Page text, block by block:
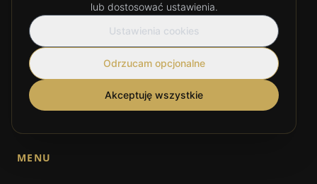
lub dostosować ustawienia.
Ustawienia cookies
Odrzucam opcjonalne
Akceptuję wszystkie
NO8 to przestrzeń stworzona z myślą o głębokim relaksie
i regeneracji. Łączymy profesjonalne techniki manualne
z holistycznym podejściem do zdrowia.
MENU